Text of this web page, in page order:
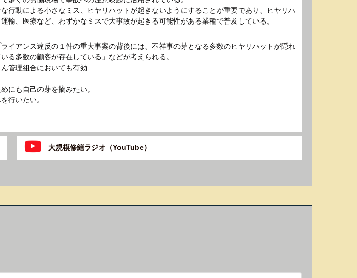
動による小さなミス、ヒヤリハットが起きないようにすることが重要であり、ヒヤリハ
、医療など、わずかなミスで大事故が起きる可能性がある業種で普及している。
アンス違反の１件の重大事案の背後には、不祥事の芽となる多数のヒヤリハットが隠れ
る多数の顧客が存在している」などが考えられる。
管理組合においても有効
にも自己の芽を摘みたい。
行いたい。
大規模修繕ラジオ（YouTube）